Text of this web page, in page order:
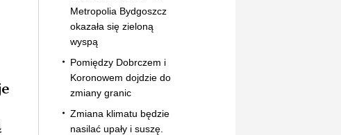
Metropolia Bydgoszcz
okazała się zieloną
wyspą
Pomiędzy Dobrczem i
Koronowem dojdzie do
zmiany granic
Zmiana klimatu będzie
nasilać upały i suszę.